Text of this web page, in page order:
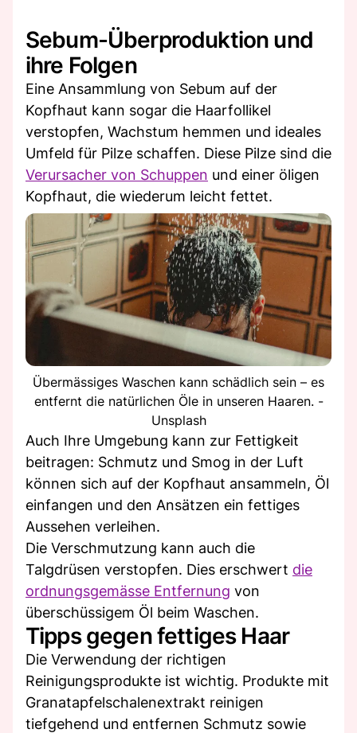
Sebum-Überproduktion und
ihre Folgen
Eine Ansammlung von Sebum auf der
Kopfhaut kann sogar die Haarfollikel
verstopfen, Wachstum hemmen und ideales
Umfeld für Pilze schaffen. Diese Pilze sind die
Verursacher von Schuppen und einer öligen
Kopfhaut, die wiederum leicht fettet.
Übermässiges Waschen kann schädlich sein – es
entfernt die natürlichen Öle in unseren Haaren. -
Unsplash
Auch Ihre Umgebung kann zur Fettigkeit
beitragen: Schmutz und Smog in der Luft
können sich auf der Kopfhaut ansammeln, Öl
einfangen und den Ansätzen ein fettiges
Aussehen verleihen.
Die Verschmutzung kann auch die
Talgdrüsen verstopfen. Dies erschwert die
ordnungsgemässe Entfernung von
überschüssigem Öl beim Waschen.
Tipps gegen fettiges Haar
Die Verwendung der richtigen
Reinigungsprodukte ist wichtig. Produkte mit
Granatapfelschalenextrakt reinigen
tiefgehend und entfernen Schmutz sowie